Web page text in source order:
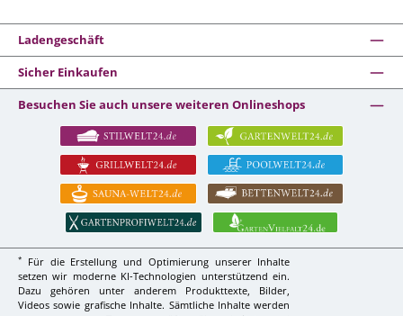
Ladengeschäft
Sicher Einkaufen
Besuchen Sie auch unsere weiteren Onlineshops
*
Für die Erstellung und Optimierung unserer Inhalte
setzen wir moderne KI-Technologien unterstützend ein.
Dazu gehören unter anderem Produkttexte, Bilder,
Videos sowie grafische Inhalte. Sämtliche Inhalte werden